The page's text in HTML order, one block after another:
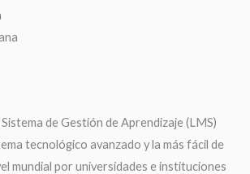
Sistema de Gestión de Aprendizaje (LMS)
tecnológico avanzado y la más fácil de
mundial por universidades e instituciones